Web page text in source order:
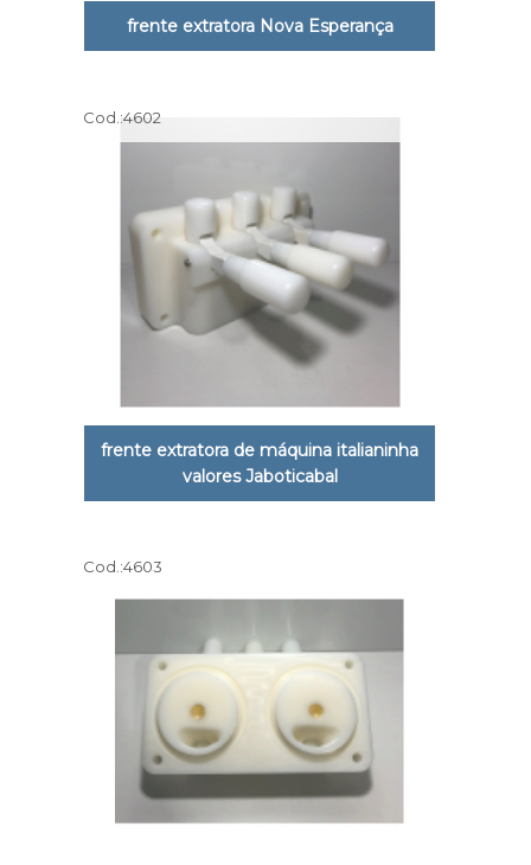
frente extratora Nova Esperança
Cod.:4602
frente extratora de máquina italianinha
valores Jaboticabal
Cod.:4603